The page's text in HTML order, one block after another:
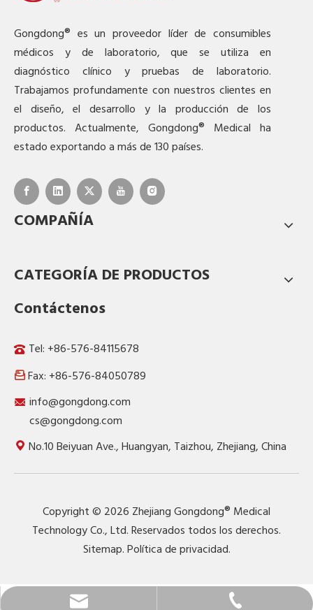
Gongdong® es un proveedor líder de consumibles
médicos y de laboratorio, que se utiliza en
diagnóstico clínico y pruebas de laboratorio.
Trabajamos profundamente con nuestros clientes en
el diseño, el desarrollo y la producción de los
productos. Actualmente, Gongdong® Medical ha
estado exportando a más de 130 países.
COMPAÑÍA
CATEGORÍA DE PRODUCTOS
Contáctenos
Tel: +86-576-84115678
Fax: +86-576-84050789
info@gongdong.com
cs@gongdong.com
No.10 Beiyuan Ave., Huangyan, Taizhou, Zhejiang, China
Copyright © 2026 Zhejiang Gongdong® Medical
Technology Co., Ltd. Reservados todos los derechos.
Sitemap.Política de privacidad.